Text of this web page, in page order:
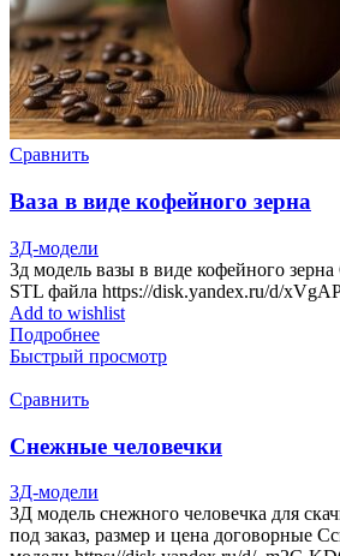
Сравнить
Ваза в виде кофейного зерна
3Д-модели
3д модель вазы в виде кофейного
STL файла https://disk.yandex.ru/d/
Add to wishlist
Подробнее
Быстрый просмотр
Сравнить
Снежные человечки
3Д-модели
3Д модель снежного человечка для
под заказ, размер и цена договорные